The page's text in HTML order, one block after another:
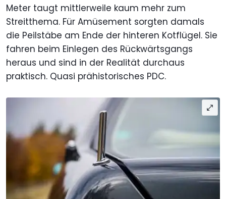
Meter taugt mittlerweile kaum mehr zum
Streitthema. Für Amüsement sorgten damals
die Peilstäbe am Ende der hinteren Kotflügel. Sie
fahren beim Einlegen des Rückwärtsgangs
heraus und sind in der Realität durchaus
praktisch. Quasi prähistorisches PDC.